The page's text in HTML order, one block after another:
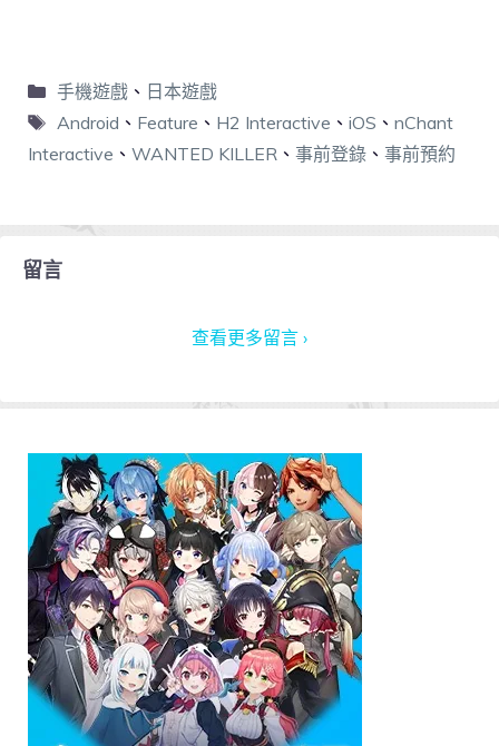
手機遊戲、 日本遊戲
Android 、 Feature 、 H2 Interactive 、 iOS 、 nChant
Interactive 、 WANTED KILLER 、 事前登錄 、 事前預約
留言
查看更多留言 ›